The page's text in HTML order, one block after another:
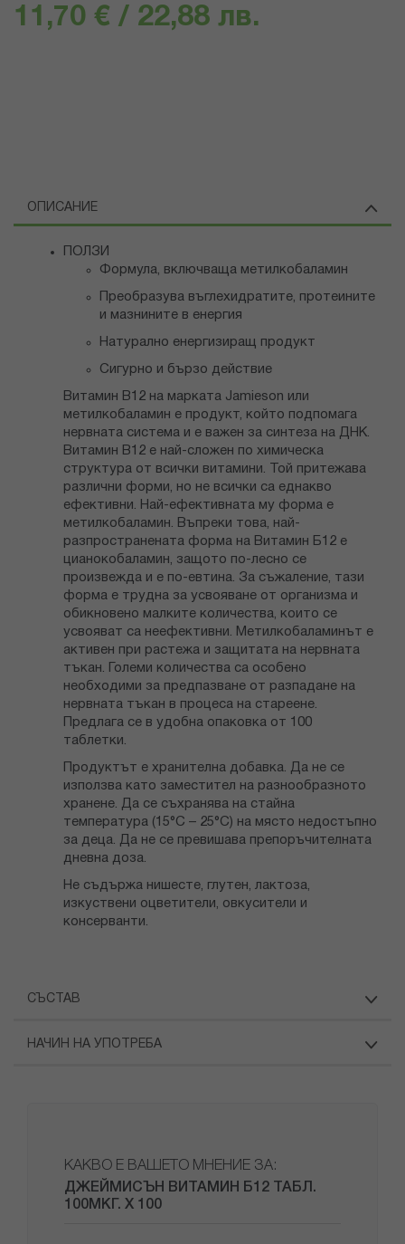
11,70 € / 22,88 лв.
ОПИСАНИЕ
ПОЛЗИ
Формула, включваща метилкобаламин
Преобразува въглехидратите, протеините
и мазнините в енергия
Натурално енергизиращ продукт
Сигурно и бързо действие
Витамин B12 на марката Jamieson или
метилкобаламин e продукт, който подпомага
нервната система и е важен за синтеза на ДНК.
Витамин В12 е най-сложен по химическа
структура от всички витамини. Той притежава
различни форми, но не всички са еднакво
ефективни. Най-ефективната му форма е
метилкобаламин. Въпреки това, най-
разпространената форма на Витамин Б12 е
цианокобаламин, защото по-лесно се
произвежда и е по-евтина. За съжаление, тази
форма е трудна за усвояване от организма и
обикновено малките количества, които се
усвояват са неефективни. Метилкобаламинът е
активен при растежа и защитата на нервната
тъкан. Големи количества са особено
необходими за предпазване от разпадане на
нервната тъкан в процеса на стареене.
Предлага се в удобна опаковка от 100
таблетки.
Продуктът е хранителна добавка. Да не се
използва като заместител на разнообразното
хранене. Да се съхранява на стайна
температура (15°С – 25°С) на място недостъпно
за деца. Да не се превишава препоръчителната
дневна доза.
Не съдържа нишесте, глутен, лактоза,
изкуствени оцветители, овкусители и
консерванти.
СЪСТАВ
НАЧИН НА УПОТРЕБА
КАКВО Е ВАШЕТО МНЕНИЕ ЗА:
ДЖЕЙМИСЪН ВИТАМИН Б12 ТАБЛ.
100МКГ. Х 100